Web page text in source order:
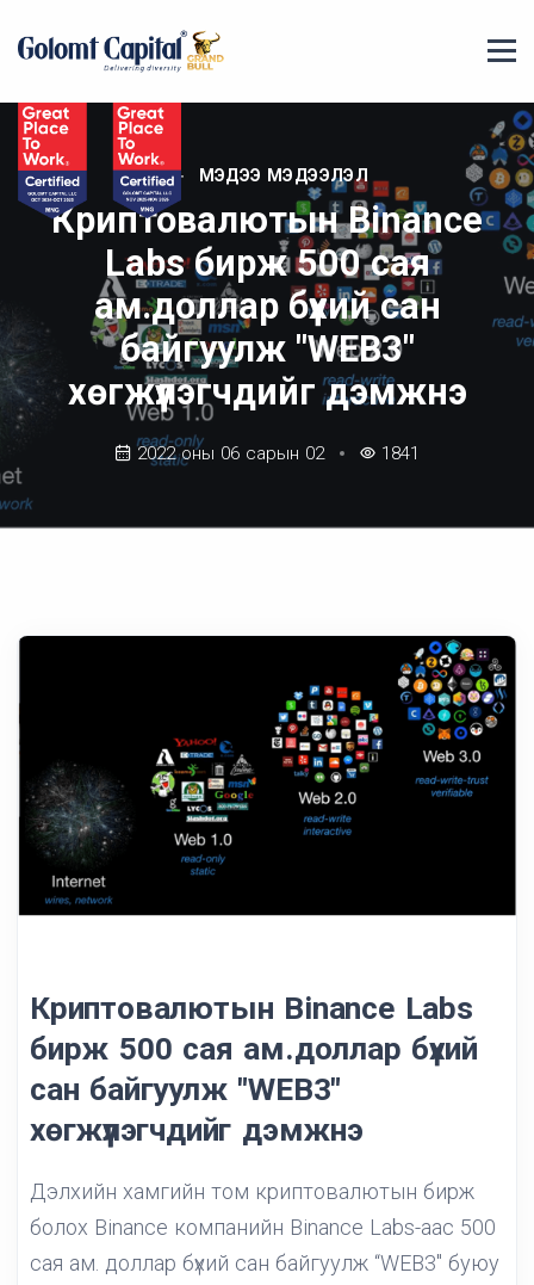
МЭДЭЭ МЭДЭЭЛЭЛ
Криптовалютын Binance
Labs бирж 500 сая
ам.доллар бүхий сан
байгуулж "WEB3"
хөгжүүлэгчдийг дэмжнэ
2022 оны 06 сарын 02 1841
Криптовалютын Binance Labs
бирж 500 сая ам.доллар бүхий
сан байгуулж "WEB3"
хөгжүүлэгчдийг дэмжнэ
Дэлхийн хамгийн том криптовалютын бирж
болох Binance компанийн Binance Labs-аас 500
сая ам. доллар бүхий сан байгуулж “WEB3" буюу